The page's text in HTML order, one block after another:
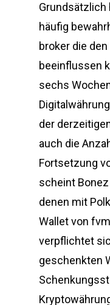
Grundsätzlich
häufig
broker die
beeinflussen
sechs
der
auch die
Fortsetzung
scheint
denen mit
Wallet von
verpflichtet
geschenkten